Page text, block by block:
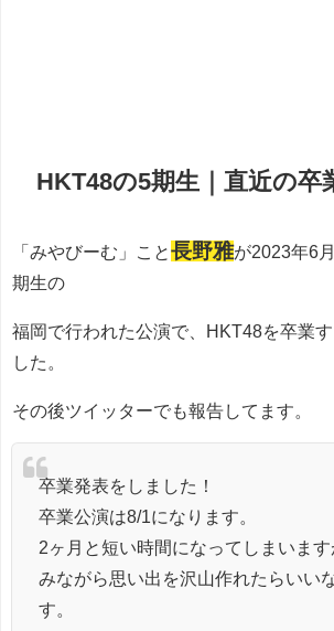
HKT48の5期生｜直近の卒
「みやびーむ」こと長野雅が2023年6
期生の
福岡で行われた公演で、HKT48を卒業
した。
その後ツイッターでも報告してます。
卒業発表をしました！
卒業公演は8/1になります。
2ヶ月と短い時間になってしまいます
みながら思い出を沢山作れたらいい
す。